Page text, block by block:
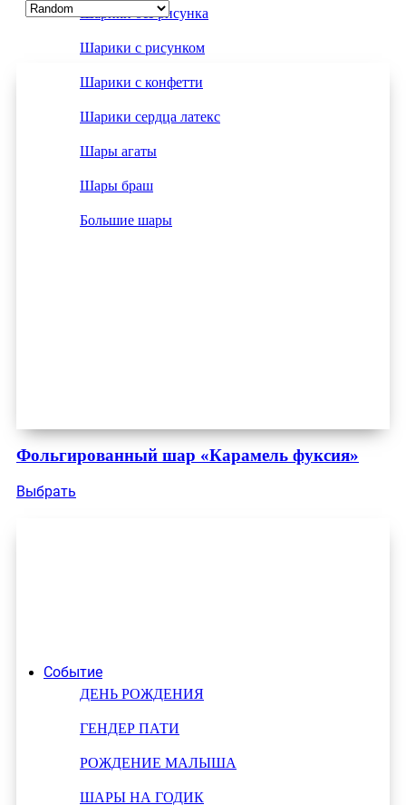
Шарики без рисунка
Шарики с рисунком
Шарики с конфетти
Шарики сердца латекс
Шары агаты
Шары браш
Большие шары
Событие
ДЕНЬ РОЖДЕНИЯ
ГЕНДЕР ПАТИ
РОЖДЕНИЕ МАЛЫША
ШАРЫ НА ГОДИК
Фольгированный шар «Карамель фуксия»
Выбрать